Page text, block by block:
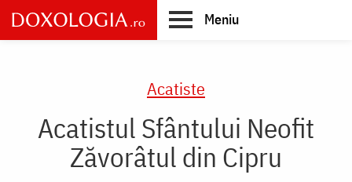
Skip
to
main
Meniu
Acatiste
Acatistul Sfântului Neofit
Zăvorâtul din Cipru